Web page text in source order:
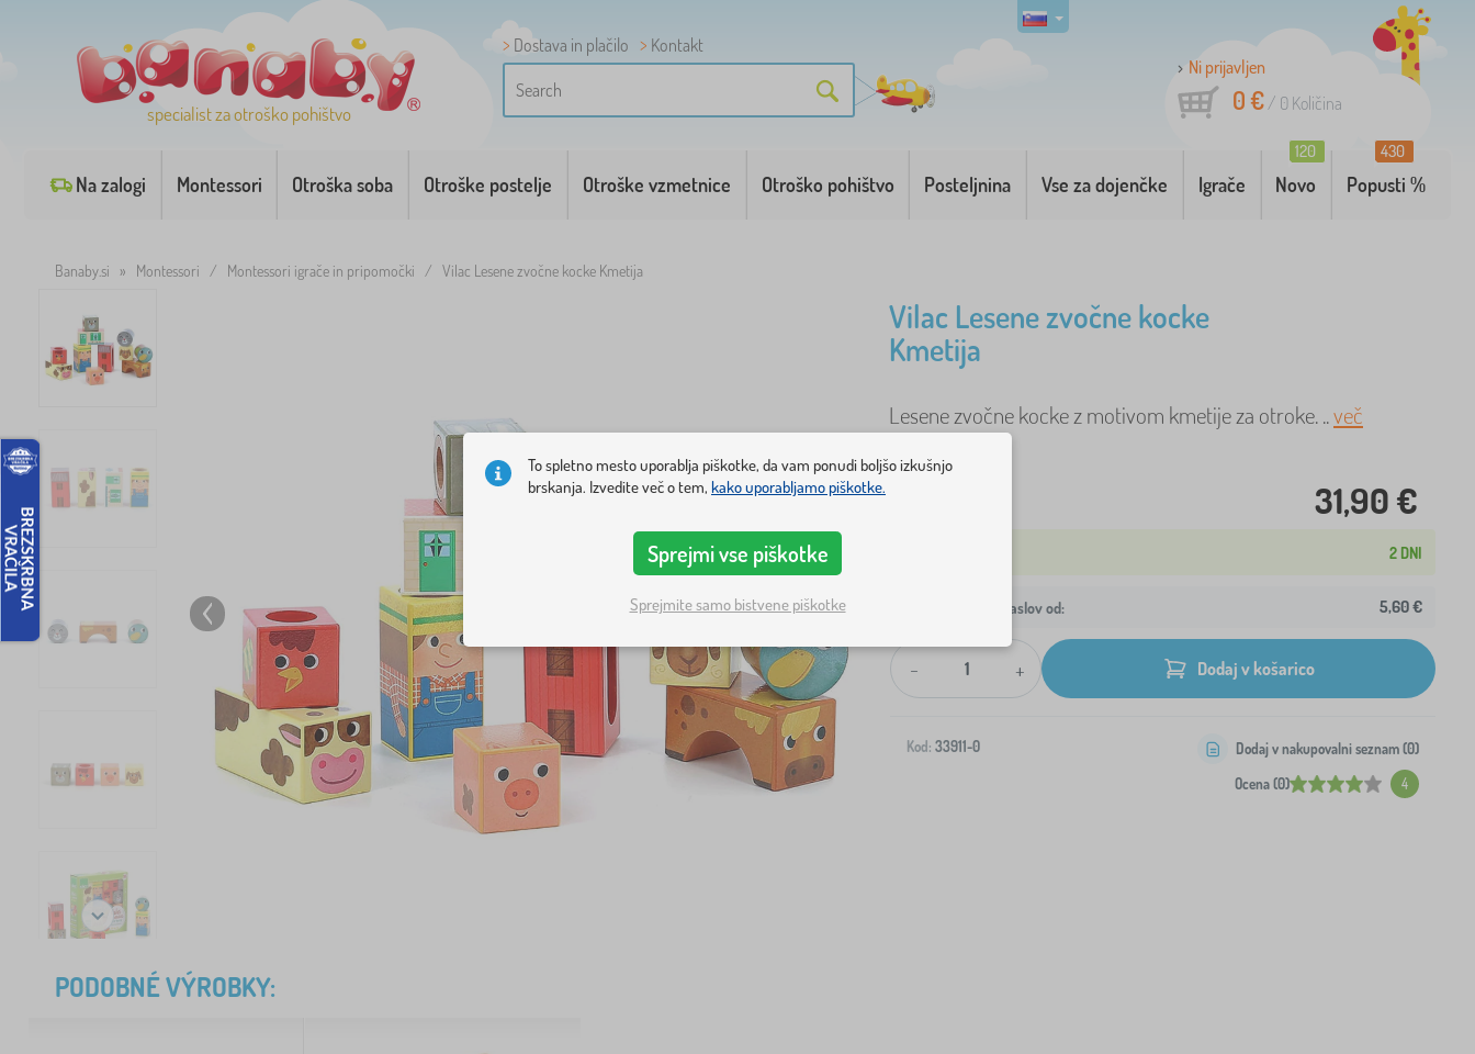
specialist za otroško pohištvo
Dostava in plačilo
Kontakt
Ni prijavljen
0 €/ 0 Količina
Na zalogi Montessori Otroška soba Otroške postelje Otroške vzmetnice Otroško pohištvo Posteljnina Vse za dojenčke Igrače Novo
120
Popusti %
430
Banaby.si » Montessori / Montessori igrače in pripomočki / Vilac Lesene zvočne kocke Kmetija
Vilac Lesene zvočne kocke
Kmetija
Lesene zvočne kocke z motivom kmetije za otroke. ..več
31,90 €
2 DNI
Dostava na vaš naslov od: 5,60 €
- + Dodaj v košarico
Kod: 33911-0
Ocena (0) 4
Dodaj v nakupovalni seznam (0)
PODOBNÉ VÝROBKY:
To spletno mesto uporablja piškotke, da vam ponudi boljšo izkušnjo
brskanja. Izvedite več o tem, kako uporabljamo piškotke.
Sprejmi vse piškotke
Sprejmite samo bistvene piškotke